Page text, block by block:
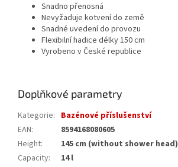
Snadno přenosná
Nevyžaduje kotvení do země
Snadné uvedení do provozu
Flexibilní hadice délky 150 cm
Vyrobeno v České republice
Doplňkové parametry
Kategorie: Bazénové příslušenství
EAN:
8594168080605
Height:
145 cm (without shower head)
Capacity:
14 l